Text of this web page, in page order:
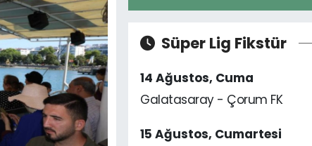
Süper Lig Fikstür
14 Ağustos, Cuma
Galatasaray - Çorum FK
15 Ağustos, Cumartesi